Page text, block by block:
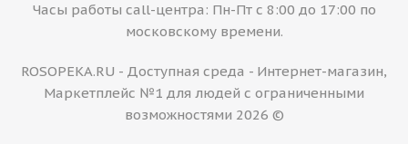
Часы работы call-центра: Пн-Пт с 8:00 до 17:00 по
московскому времени.
ROSOPEKA.RU - Доступная среда - Интернет-магазин,
Маркетплейс №1 для людей с ограниченными
возможностями 2026 ©